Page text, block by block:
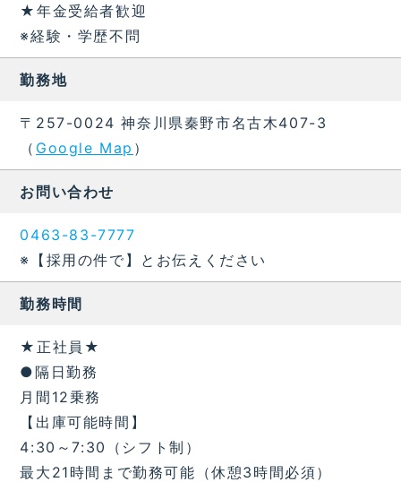
★年金受給者歓迎
※経験・学歴不問
勤務地
〒257-0024 神奈川県秦野市名古木407-3
（ Google Map ）
お問い合わせ
0463-83-7777
※【採用の件で】とお伝えください
勤務時間
★正社員★
●隔日勤務
月間12乗務
【出庫可能時間】
4:30～7:30（シフト制）
最大21時間まで勤務可能（休憩3時間必須）